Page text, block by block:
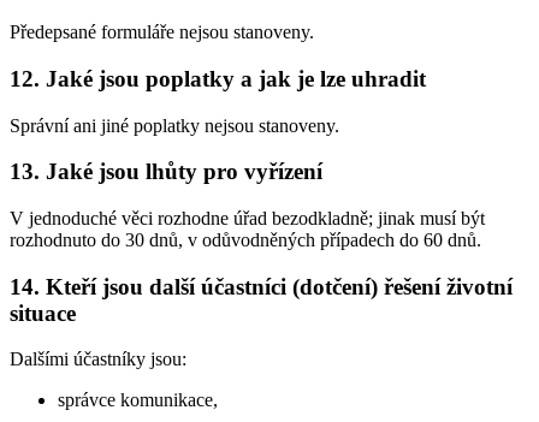
Předepsané formuláře nejsou stanoveny.
12. Jaké jsou poplatky a jak je lze uhradit
Správní ani jiné poplatky nejsou stanoveny.
13. Jaké jsou lhůty pro vyřízení
V jednoduché věci rozhodne úřad bezodkladně; jinak musí být
rozhodnuto do 30 dnů, v odůvodněných případech do 60 dnů.
14. Kteří jsou další účastníci (dotčení) řešení životní
situace
Dalšími účastníky jsou:
správce komunikace,